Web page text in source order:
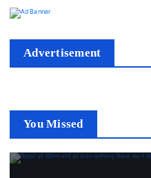
Advertisement
You Missed